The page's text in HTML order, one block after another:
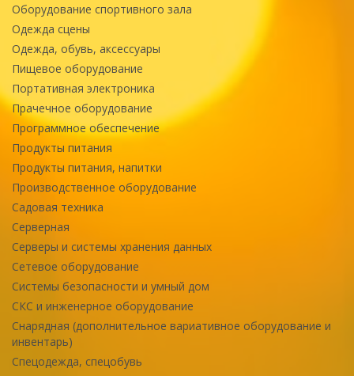
Оборудование спортивного зала
Одежда сцены
Одежда, обувь, аксессуары
Пищевое оборудование
Портативная электроника
Прачечное оборудование
Программное обеспечение
Продукты питания
Продукты питания, напитки
Производственное оборудование
Садовая техника
Серверная
Серверы и системы хранения данных
Сетевое оборудование
Системы безопасности и умный дом
СКС и инженерное оборудование
Снарядная (дополнительное вариативное оборудование и
инвентарь)
Спецодежда, спецобувь